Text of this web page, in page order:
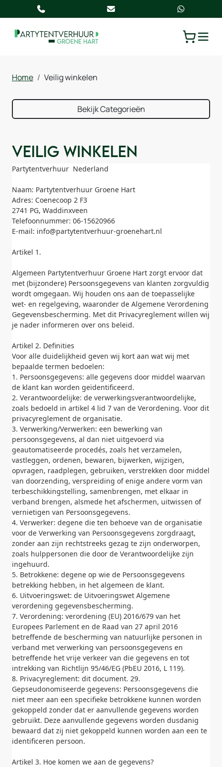
Home Veilig winkelen
Bekijk Categorieën
Veilig winkelen
Partytentverhuur Nederland
Naam: Partytentverhuur Groene Hart
Adres: Coenecoop 2 F3
2741 PG, Waddinxveen
Telefoonnummer: 06-15620966
E-mail: info@partytentverhuur-groenehart.nl
Artikel 1.
Algemeen Partytentverhuur Groene Hart zorgt ervoor dat
met (bijzondere) Persoonsgegevens van klanten zorgvuldig
wordt omgegaan. Wij houden ons aan de toepasselijke
wet- en regelgeving, waaronder de Algemene Verordening
Gegevensbescherming. Met dit Privacyreglement willen wij
je nader informeren over ons beleid.
Artikel 2. Definities
Voor alle duidelijkheid geven wij kort aan wat wij met
bepaalde termen bedoelen:
1. Persoonsgegevens: alle gegevens door middel waarvan
de klant kan worden geïdentificeerd.
2. Verantwoordelijke: de verwerkingsverantwoordelijke,
zoals bedoeld in artikel 4 lid 7 van de Verordening. Voor dit
privacyreglement de organisatie.
3. Verwerking/Verwerken: een bewerking van
persoonsgegevens, al dan niet uitgevoerd via
geautomatiseerde procedés, zoals het verzamelen,
vastleggen, ordenen, bewaren, bijwerken, wijzigen,
opvragen, raadplegen, gebruiken, verstrekken door middel
van doorzending, verspreiding of enige andere vorm van
terbeschikkingstelling, samenbrengen, met elkaar in
verband brengen, alsmede het afschermen, uitwissen of
vernietigen van Persoonsgegevens.
4. Verwerker: degene die ten behoeve van de organisatie
voor de Verwerking van Persoonsgegevens zorgdraagt,
zonder aan zijn rechtstreeks gezag te zijn onderworpen,
zoals hulppersonen die door de Verantwoordelijke zijn
ingehuurd.
5. Betrokkene: degene op wie de Persoonsgegevens
betrekking hebben, in het algemeen de klant.
6. Uitvoeringswet: de Uitvoeringswet Algemene
verordening gegevensbescherming.
7. Verordening: verordening (EU) 2016/679 van het
Europees Parlement en de Raad van 27 april 2016
betreffende de bescherming van natuurlijke personen in
verband met verwerking van persoonsgegevens en
betreffende het vrije verkeer van die gegevens en tot
intrekking van Richtlijn 95/46/EG (PbEU 2016, L 119).
8. Privacyreglement: dit document. 29.
Gepseudonomiseerde gegevens: Persoonsgegevens die
niet meer aan een specifieke betrokkene kunnen worden
gekoppeld zonder dat er aanvullende gegevens worden
gebruikt. Deze aanvullende gegevens worden dusdanig
bewaard dat zij niet gekoppeld kunnen worden aan een te
identificeren persoon.
Artikel 3. Hoe komen we aan de gegevens?